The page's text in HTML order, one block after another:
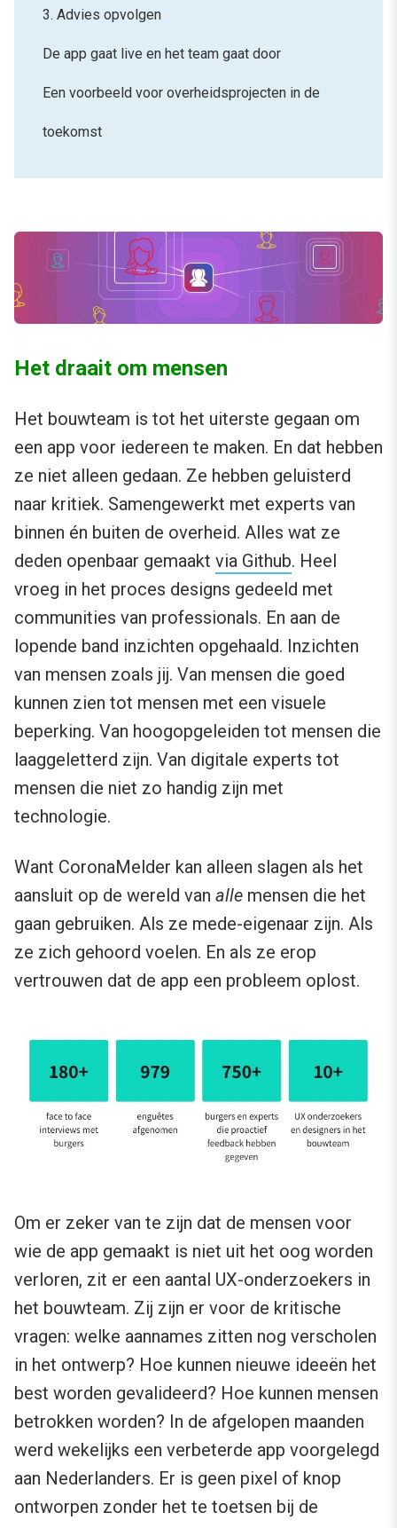
3. Advies opvolgen
De app gaat live en het team gaat door
Een voorbeeld voor overheidsprojecten in de
toekomst
Het draait om mensen
Het bouwteam is tot het uiterste gegaan om
een app voor iedereen te maken. En dat hebben
ze niet alleen gedaan. Ze hebben geluisterd
naar kritiek. Samengewerkt met experts van
binnen én buiten de overheid. Alles wat ze
deden openbaar gemaakt via Github. Heel
vroeg in het proces designs gedeeld met
communities van professionals. En aan de
lopende band inzichten opgehaald. Inzichten
van mensen zoals jij. Van mensen die goed
kunnen zien tot mensen met een visuele
beperking. Van hoogopgeleiden tot mensen die
laaggeletterd zijn. Van digitale experts tot
mensen die niet zo handig zijn met
technologie.
Want CoronaMelder kan alleen slagen als het
aansluit op de wereld van alle mensen die het
gaan gebruiken. Als ze mede-eigenaar zijn. Als
ze zich gehoord voelen. En als ze erop
vertrouwen dat de app een probleem oplost.
Om er zeker van te zijn dat de mensen voor
wie de app gemaakt is niet uit het oog worden
verloren, zit er een aantal UX-onderzoekers in
het bouwteam. Zij zijn er voor de kritische
vragen: welke aannames zitten nog verscholen
in het ontwerp? Hoe kunnen nieuwe ideeën het
best worden gevalideerd? Hoe kunnen mensen
betrokken worden? In de afgelopen maanden
werd wekelijks een verbeterde app voorgelegd
aan Nederlanders. Er is geen pixel of knop
ontworpen zonder het te toetsen bij de